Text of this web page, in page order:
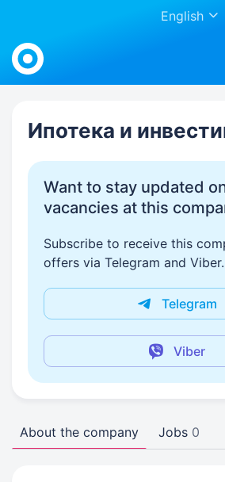
English
Work.ua
Ипотека и
Want to stay updated
vacancies at this
Subscribe to receive this
offers via Telegram and Viber.
Telegram
Viber
About the company Jobs 0